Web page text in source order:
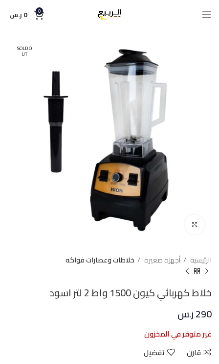
0
0 ر.س
SOLD O
UT
Click to enlarge
الرئيسية أجهزة صغيرة خلاطات وعصارات فواكه
خلاط كهربائي كيون 1500 واط 2 لتر اسود
290ر.س
غير متوفر في المخزون
قارن
تفضيل